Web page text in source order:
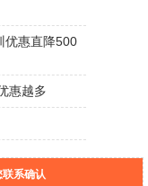
优惠直降500
惠越多
系确认